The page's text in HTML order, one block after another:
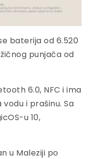
baterija od 6.520
punjača od
6.0, NFC i ima
i prašinu. Sa
u 10,
u Maleziji po